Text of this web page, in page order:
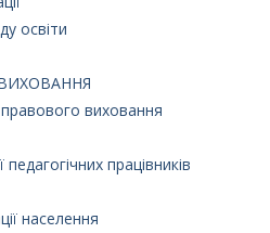
освіти
виховання
працівників
населення